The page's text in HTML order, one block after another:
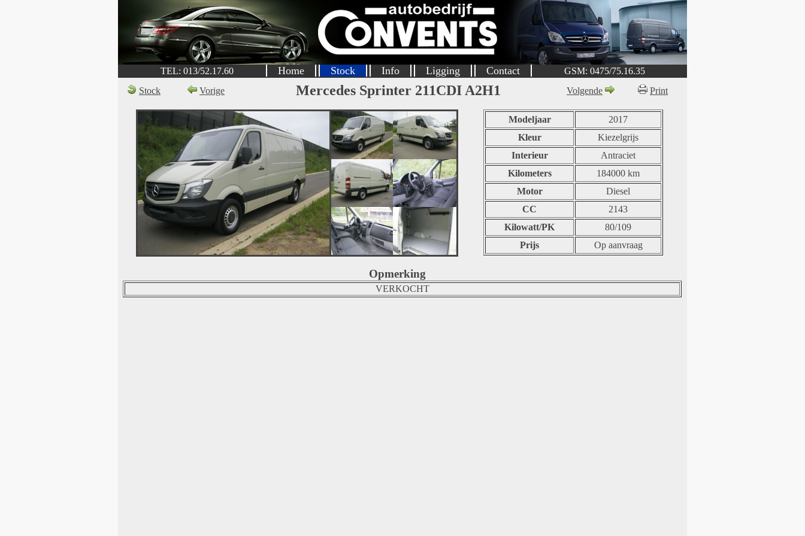
TEL: 013/52.17.60 Home Stock Info Ligging Contact
GSM: 0475/75.16.35
Stock
Vorige Mercedes Sprinter 211CDI A2H1 Volgende Print
Modeljaar
2017
Kleur
Kiezelgrijs
Interieur
Antraciet
Kilometers
184000 km
Motor
Diesel
CC
2143
Kilowatt/PK
80/109
Prijs
Op aanvraag
Opmerking
VERKOCHT